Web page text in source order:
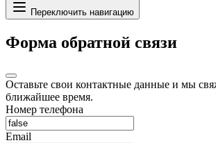
Переключить навигацию
Форма обратной связи
Оставьте свои контактные данные и мы
ближайшее время.
Номер телефона
Email